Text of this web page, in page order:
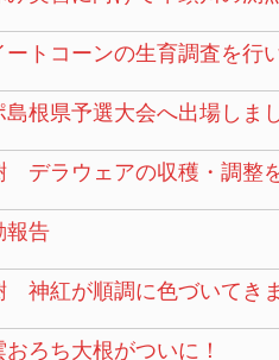
ートコーンの生育調査を行
島根県予選大会へ出場しま
デラウェアの収穫・調整
報告
神紅が順調に色づいてき
おろち大根がついに！